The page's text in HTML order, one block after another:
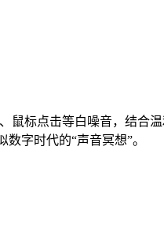
鼠标点击等白噪音，结合
字时代的“声音冥想”。